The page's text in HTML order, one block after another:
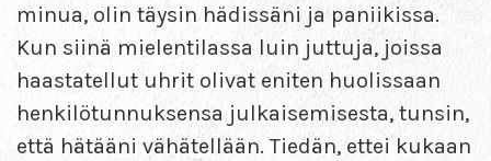
minua, olin täysin hädissäni ja paniikissa.
Kun siinä mielentilassa luin juttuja, joissa
haastatellut uhrit olivat eniten huolissaan
henkilötunnuksensa julkaisemisesta, tunsin,
että hätääni vähätellään. Tiedän, ettei kukaan